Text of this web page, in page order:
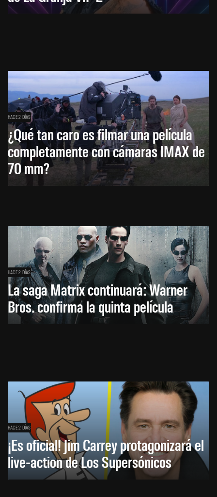
HACE 2 DÍAS
¿Qué tan caro es filmar una película
completamente con cámaras IMAX de
70 mm?
HACE 2 DÍAS
La saga Matrix continuará: Warner
Bros. confirma la quinta película
HACE 2 DÍAS
¡Es oficial! Jim Carrey protagonizará el
live-action de Los Supersónicos